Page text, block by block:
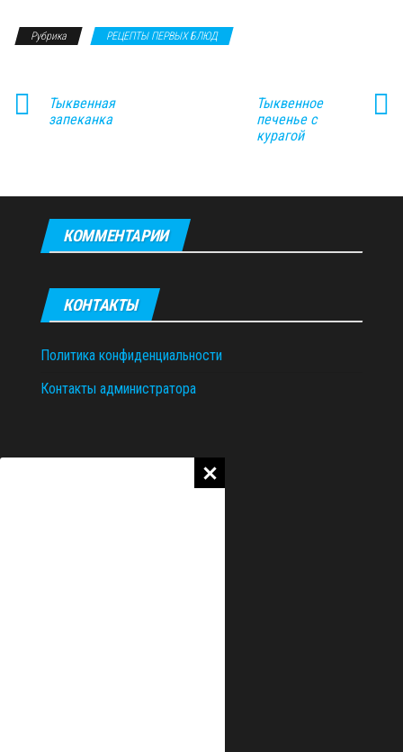
Рубрика РЕЦЕПТЫ ПЕРВЫХ БЛЮД
Тыквенная
запеканка
Тыквенное
печенье с
курагой
КОММЕНТАРИИ
КОНТАКТЫ
Политика конфиденциальности
Контакты администратора